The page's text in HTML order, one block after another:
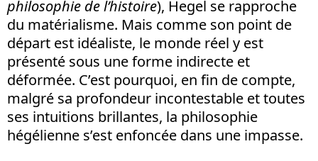
philosophie de l’histoire), Hegel se rapproche
du matérialisme. Mais comme son point de
départ est idéaliste, le monde réel y est
présenté sous une forme indirecte et
déformée. C’est pourquoi, en fin de compte,
malgré sa profondeur incontestable et toutes
ses intuitions brillantes, la philosophie
hégélienne s’est enfoncée dans une impasse.